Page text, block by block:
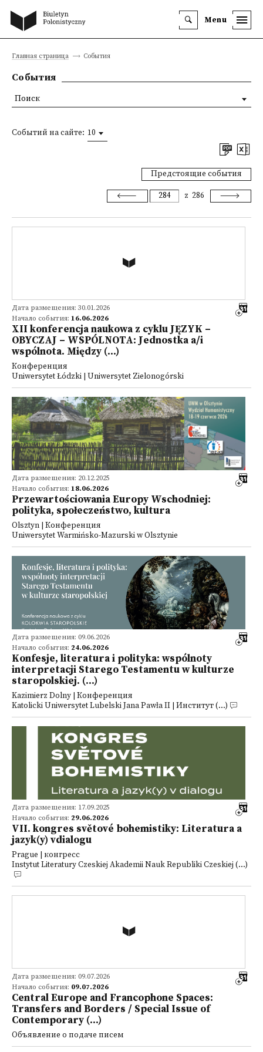
Menu
Главная страница События
События
Событий на сайте: 10
Предстоящие события
z 286
Дата размещения: 30.01.2026
Начало события: 16.06.2026
XII konferencja naukowa z cyklu JĘZYK –
OBYCZAJ – WSPÓLNOTA: Jednostka a/i
wspólnota. Między (...)
Конференция
Uniwersytet Łódzki | Uniwersytet Zielonogórski
Дата размещения: 20.12.2025
Начало события: 18.06.2026
Przewartościowania Europy Wschodniej:
polityka, społeczeństwo, kultura
Olsztyn | Конференция
Uniwersytet Warmińsko-Mazurski w Olsztynie
Дата размещения: 09.06.2026
Начало события: 24.06.2026
Konfesje, literatura i polityka: wspólnoty
interpretacji Starego Testamentu w kulturze
staropolskiej. (...)
Kazimierz Dolny | Конференция
Katolicki Uniwersytet Lubelski Jana Pawła II | Институт (...)
Дата размещения: 17.09.2025
Начало события: 29.06.2026
VII. kongres světové bohemistiky: Literatura a
jazyk(y) vdialogu
Prague | конгресс
Instytut Literatury Czeskiej Akademii Nauk Republiki Czeskiej (...)
Дата размещения: 09.07.2026
Начало события: 09.07.2026
Central Europe and Francophone Spaces:
Transfers and Borders / Special Issue of
Contemporary (...)
Объявление о подаче писем
Поиск